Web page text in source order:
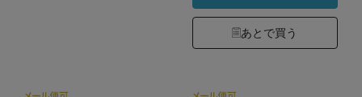
あとで買う